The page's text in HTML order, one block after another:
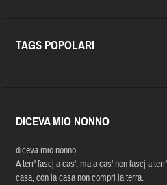
TAGS POPOLARI
DICEVA MIO NONNO
diceva mio nonno
A terr' fascj a cas', ma a cas' non fascj a
casa, con la casa non compri la terra.